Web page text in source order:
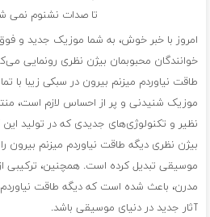
تا صدات نشنوم نمی
امروز با خبر خوش، به شما موزیک جدید و فوق
خوانندگان محبوبمان بیژن نظری رونمایی
طاقت نیاوردم میزنم بیرون در سبکی زیبا با
موزیک شنیدنی و پر از احساس لازم است،
نظیر و تکنولوژی‌های جدیدی که در تولید
بیژن نظری دیگه طاقت نیاوردم میزنم بیرون
موسیقی تبدیل کرده است. همچنین، ترکیبی
مدرن، باعث شده است که دیگه طاقت نیاوردم
آثار جدید در دنیای موسیقی باشد.